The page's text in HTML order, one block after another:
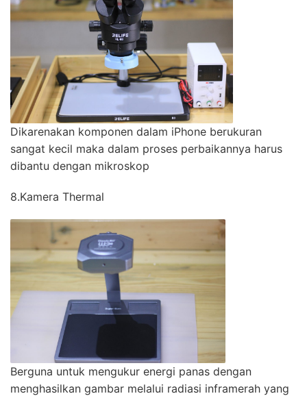
Dikarenakan komponen dalam iPhone berukuran
sangat kecil maka dalam proses perbaikannya harus
dibantu dengan mikroskop
8.Kamera Thermal
Berguna untuk mengukur energi panas dengan
menghasilkan gambar melalui radiasi inframerah yang